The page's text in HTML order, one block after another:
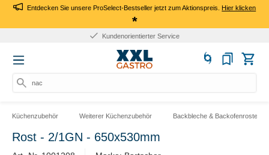
Entdecken Sie unsere ProSelect-Bestseller jetzt zum Aktionspreis.Hier klicken
*
Kundenorientierter Service
nach
Küchenzubehör Weiterer Küchenzubehör Backbleche & Backofenroste
Rost - 2/1GN - 650x530mm